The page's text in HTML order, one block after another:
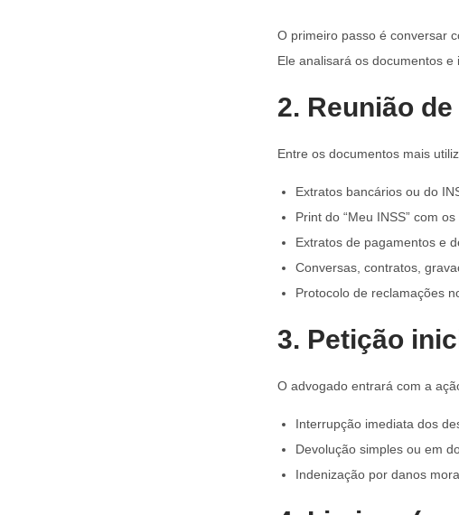
O primeiro passo é conversar
Ele analisará os documentos e
2. Reunião
Entre os documentos mais
Extratos bancários ou do
Print do “Meu INSS” com
Extratos de pagamentos e
Conversas, contratos,
Protocolo de reclamações
3. Petição
O advogado entrará com a
Interrupção imediata dos
Devolução simples ou em
Indenização por danos